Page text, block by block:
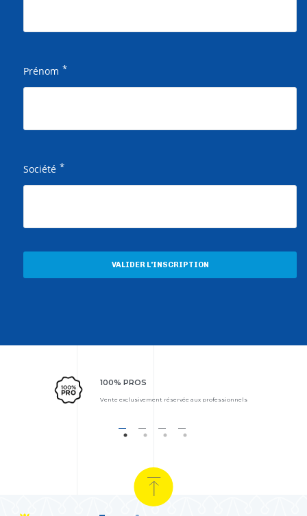
Prénom *
Société *
VALIDER L'INSCRIPTION
100% PROS
Vente exclusivement réservée aux professionnels